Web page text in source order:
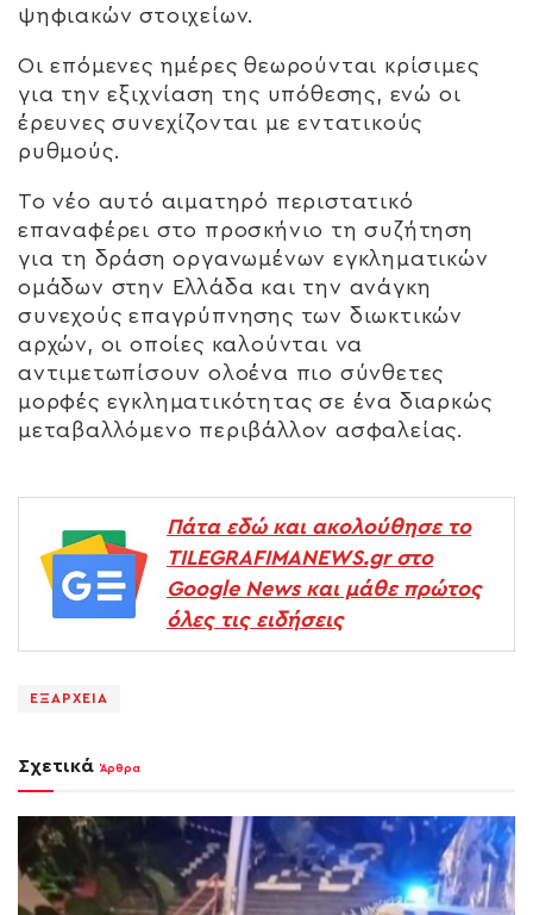
ψηφιακών στοιχείων.
Οι επόμενες ημέρες θεωρούνται κρίσιμες
για την εξιχνίαση της υπόθεσης, ενώ οι
έρευνες συνεχίζονται με εντατικούς
ρυθμούς.
Το νέο αυτό αιματηρό περιστατικό
επαναφέρει στο προσκήνιο τη συζήτηση
για τη δράση οργανωμένων εγκληματικών
ομάδων στην Ελλάδα και την ανάγκη
συνεχούς επαγρύπνησης των διωκτικών
αρχών, οι οποίες καλούνται να
αντιμετωπίσουν ολοένα πιο σύνθετες
μορφές εγκληματικότητας σε ένα διαρκώς
μεταβαλλόμενο περιβάλλον ασφαλείας.
Πάτα εδώ και ακολούθησε το
TILEGRAFIMANEWS.gr στο
Google News και μάθε πρώτος
όλες τις ειδήσεις
ΕΞΑΡΧΕΙΑ
Σχετικά Άρθρα